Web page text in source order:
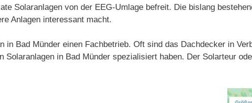
Solaranlagen von der EEG-Umlage befreit. Die bislang
Anlagen interessant macht.
Bad Münder einen Fachbetrieb. Oft sind das Dachdecker in
in Bad Münder spezialisiert haben. Der Solarteur